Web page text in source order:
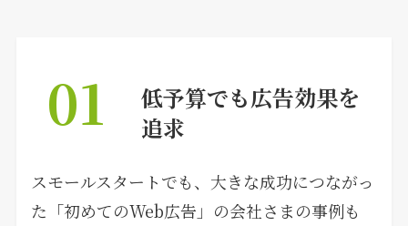
01
低予算でも広告効果を
追求
スモールスタートでも、大きな成功につながっ
た「初めてのWeb広告」の会社さまの事例も